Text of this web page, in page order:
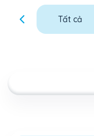
Tất cả